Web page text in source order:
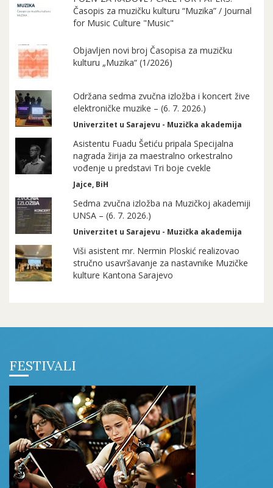
Časopis za muzičku kulturu “Muzika” / Journal
for Music Culture "Music"
Objavljen novi broj Časopisa za muzičku
kulturu „Muzika“ (1/2026)
Održana sedma zvučna izložba i koncert žive
elektroničke muzike – (6. 7. 2026.)
Univerzitet u Sarajevu - Muzička akademija
Asistentu Fuadu Šetiću pripala Specijalna
nagrada žirija za maestralno orkestralno
vođenje u predstavi Tri boje cvekle
Jajce, BiH
Sedma zvučna izložba na Muzičkoj akademiji
UNSA – (6. 7. 2026.)
Univerzitet u Sarajevu - Muzička akademija
Viši asistent mr. Nermin Ploskić realizovao
stručno usavršavanje za nastavnike Muzičke
kulture Kantona Sarajevo
FESTIVALI